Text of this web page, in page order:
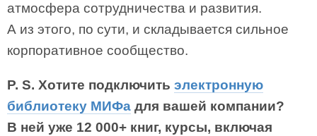
атмосфера сотрудничества и развития.
А из этого, по сути, и складывается сильное
корпоративное сообщество.
P. S. Хотите подключить электронную
библиотеку МИФа для вашей компании?
В ней уже 12 000+ книг, курсы, включая